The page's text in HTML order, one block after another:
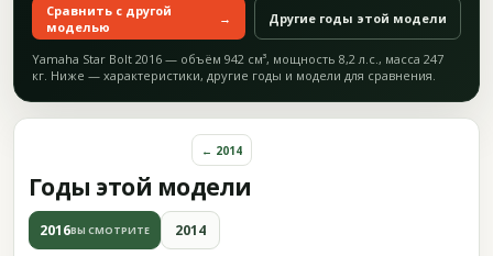
Сравнить с другой
моделью
→ Другие годы этой модели
Yamaha Star Bolt 2016 — объём 942 см³, мощность 8,2 л.с., масса 247
кг. Ниже — характеристики, другие годы и модели для сравнения.
Годы этой модели
← 2014
2016ВЫ СМОТРИТЕ 2014